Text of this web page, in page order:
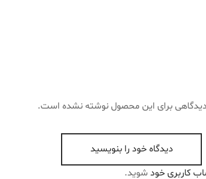
برای این محصول نوشته نشده است.
دیدگاه خود را بنویسید
کاربری خود شوید.